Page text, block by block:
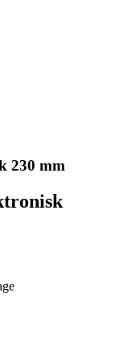
230 mm